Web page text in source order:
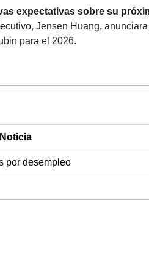
expectativas sobre su
Jensen Huang,
para el 2026.
Noticia
por desempleo